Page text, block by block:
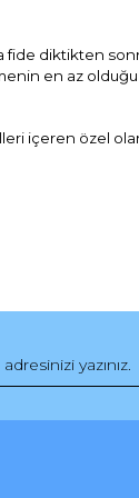
diktikten
en az
içeren özel